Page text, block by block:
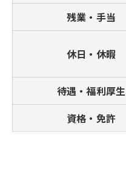
残業・手当
休日・休暇
待遇・福利厚生
資格・免許